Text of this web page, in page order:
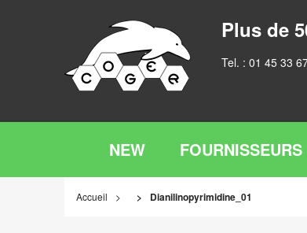
Plus de
Tel. : 01 45 33
NEW FOURNISSEURS
Accueil Dianilinopyrimidine_01